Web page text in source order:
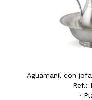
Ref.:
·